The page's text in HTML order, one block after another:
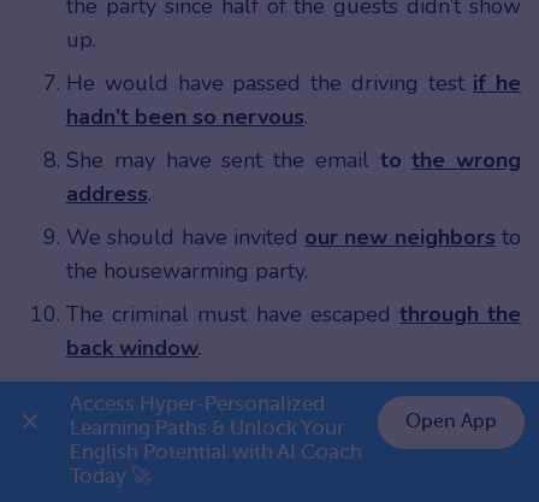
the party since half of the guests didn’t show
up.
He would have passed the driving test if he
hadn’t been so nervous.
She may have sent the email tothe wrong
address.
We should have invited our new neighbors to
the housewarming party.
The criminal must have escaped through the
back window.
Đáp án
When should you have locked the front door?
👉 Premium 1 năm chỉ 999K
Access Hyper-Personalized
Learning Paths & Unlock Your
English Potential with AI Coach
Today 🚀
Open App